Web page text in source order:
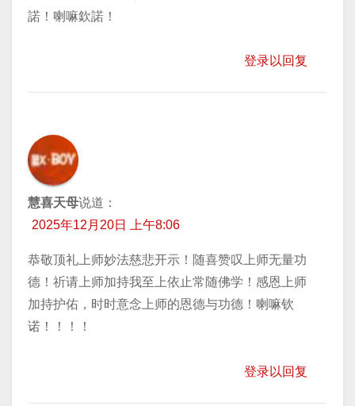
諾！喇嘛欽諾！
登录以回复
慧喜天母说道：
2025年12月20日 上午8:06
恭敬顶礼上师妙法慈悲开示！随喜赞叹上师无量功
德！祈请上师加持我至上依止常随佛学！感恩上师
加持护佑，时时意念上师的恩德与功德！喇嘛钦
诺！！！！
登录以回复